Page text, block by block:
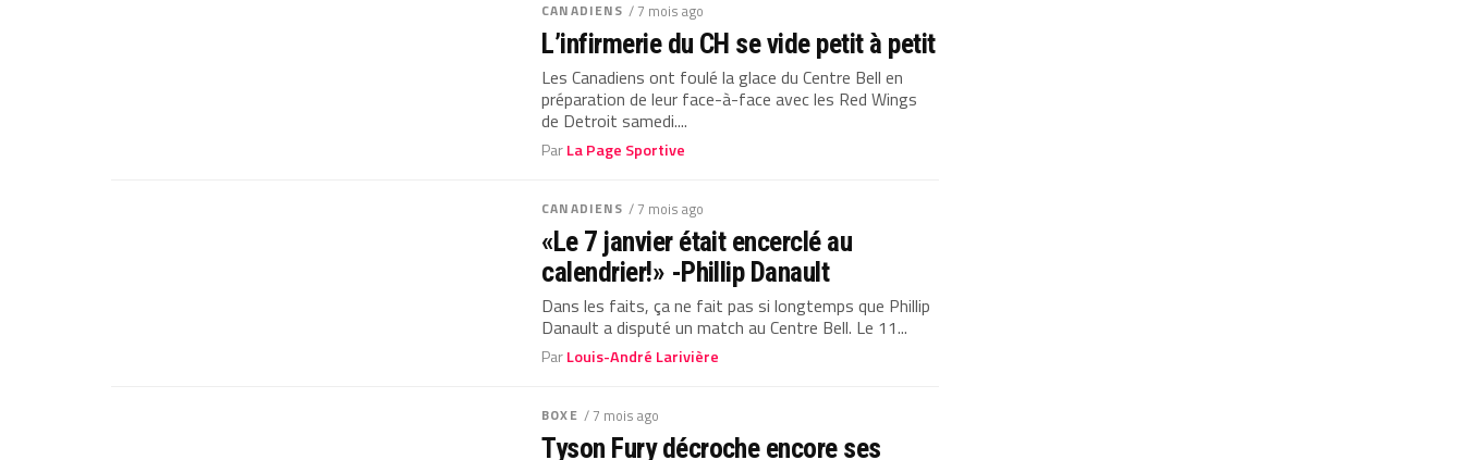
CANADIENS / 7 mois ago
L’infirmerie du CH se vide petit à petit
Les Canadiens ont foulé la glace du Centre Bell en
préparation de leur face-à-face avec les Red Wings
de Detroit samedi....
ParLa Page Sportive
CANADIENS / 7 mois ago
«Le 7 janvier était encerclé au
calendrier!» -Phillip Danault
Dans les faits, ça ne fait pas si longtemps que Phillip
Danault a disputé un match au Centre Bell. Le 11...
ParLouis-André Larivière
BOXE / 7 mois ago
Tyson Fury décroche encore ses